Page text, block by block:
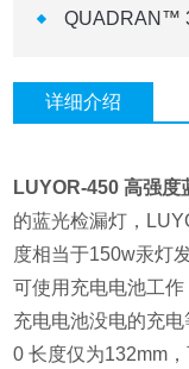
QUADRAN™
详细介绍
LUYOR-450 高强度
的蓝光检漏灯，
度相当于150w汞灯
可使用充电电池工
充电电池没电的充
0 长度仅为132mm